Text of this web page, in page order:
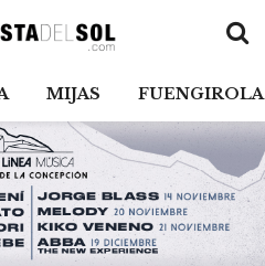
MIJAS FUENGIROLA